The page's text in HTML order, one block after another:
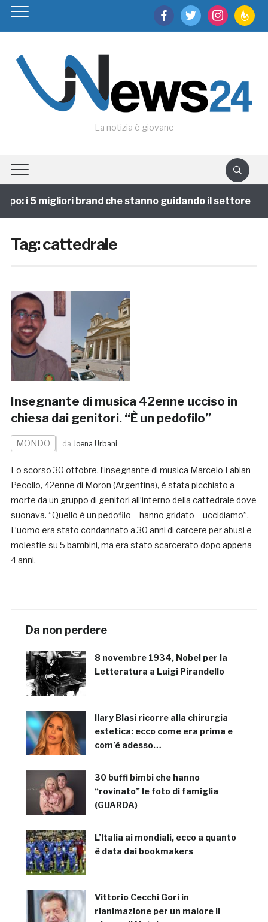
facebooktwitter instagram
La notizia è giovane
i 5 migliori brand che stanno guidando il settore
Tag:cattedrale
Insegnante di musica 42enne ucciso in
chiesa dai genitori. “È un pedofilo”
MONDO da Joena Urbani
Lo scorso 30 ottobre, l’insegnante di musica Marcelo Fabian
Pecollo, 42enne di Moron (Argentina), è stata picchiato a
morte da un gruppo di genitori all’interno della cattedrale dove
suonava. “Quello è un pedofilo – hanno gridato – uccidiamo”.
L’uomo era stato condannato a 30 anni di carcere per abusi e
molestie su 5 bambini, ma era stato scarcerato dopo appena
4 anni.
Da non perdere
8 novembre 1934, Nobel per la
Letteratura a Luigi Pirandello
Ilary Blasi ricorre alla chirurgia
estetica: ecco come era prima e
com’è adesso…
30 buffi bimbi che hanno
“rovinato” le foto di famiglia
(GUARDA)
L’Italia ai mondiali, ecco a quanto
è data dai bookmakers
Vittorio Cecchi Gori in
rianimazione per un malore il